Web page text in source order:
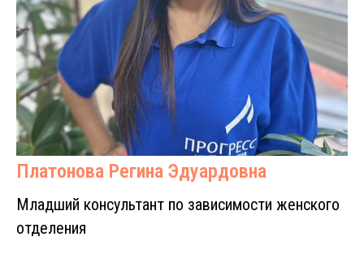
Платонова Регина Эдуардовна
Младший консультант по зависимости женского
отделения